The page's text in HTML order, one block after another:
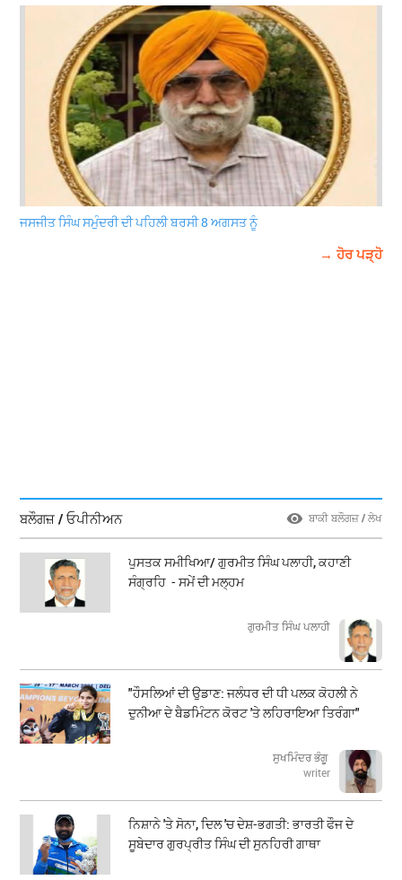
ਜਸਜੀਤ ਸਿੰਘ ਸਮੁੰਦਰੀ ਦੀ ਪਹਿਲੀ ਬਰਸੀ 8 ਅਗਸਤ ਨੂੰ
→ ਹੋਰ ਪੜ੍ਹੋ
ਬਲੌਗਜ਼ / ਓਪੀਨੀਅਨ ਬਾਕੀ ਬਲੌਗਜ਼ / ਲੇਖ
ਪੁਸਤਕ ਸਮੀਖਿਆ/ ਗੁਰਮੀਤ ਸਿੰਘ ਪਲਾਹੀ, ਕਹਾਣੀ
ਸੰਗ੍ਰਹਿ - ਸਮੇਂ ਦੀ ਮਲ੍ਹਮ
ਗੁਰਮੀਤ ਸਿੰਘ ਪਲਾਹੀ
"ਹੌਸਲਿਆਂ ਦੀ ਉਡਾਣ: ਜਲੰਧਰ ਦੀ ਧੀ ਪਲਕ ਕੋਹਲੀ ਨੇ
ਦੁਨੀਆ ਦੇ ਬੈਡਮਿੰਟਨ ਕੋਰਟ 'ਤੇ ਲਹਿਰਾਇਆ ਤਿਰੰਗਾ"
ਸੁਖਮਿੰਦਰ ਭੰਗੂ
writer
ਨਿਸ਼ਾਨੇ 'ਤੇ ਸੋਨਾ, ਦਿਲ 'ਚ ਦੇਸ਼-ਭਗਤੀ: ਭਾਰਤੀ ਫੌਜ ਦੇ
ਸੂਬੇਦਾਰ ਗੁਰਪ੍ਰੀਤ ਸਿੰਘ ਦੀ ਸੁਨਹਿਰੀ ਗਾਥਾ